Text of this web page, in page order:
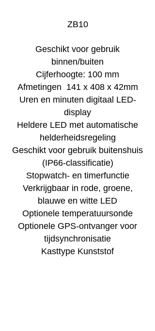
ZB10
Geschikt voor gebruik
binnen/buiten
Cijferhoogte: 100 mm
Afmetingen 141 x 408 x 42mm
Uren en minuten digitaal LED-
display
Heldere LED met automatische
helderheidsregeling
Geschikt voor gebruik buitenshuis
(IP66-classificatie)
Stopwatch- en timerfunctie
Verkrijgbaar in rode, groene,
blauwe en witte LED
Optionele temperatuursonde
Optionele GPS-ontvanger voor
tijdsynchronisatie
Kasttype Kunststof